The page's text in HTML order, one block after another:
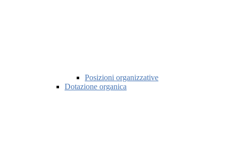
Posizioni organizzative
Dotazione organica